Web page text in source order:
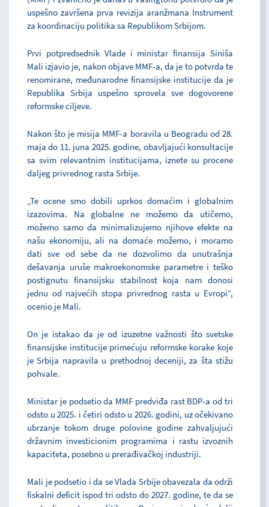
uspešno završena prva revizija aranžmana Instrument
za koordinaciju politika sa Republikom Srbijom.
Prvi potpredsednik Vlade i ministar finansija Siniša
Mali izjavio je, nakon objave MMF-a, da je to potvrda te
renomirane, međunarodne finansijske institucije da je
Republika Srbija uspešno sprovela sve dogovorene
reformske ciljeve.
Nakon što je misija MMF-a boravila u Beogradu od 28.
maja do 11. juna 2025. godine, obavljajući konsultacije
sa svim relevantnim institucijama, iznete su procene
daljeg privrednog rasta Srbije.
„Te ocene smo dobili uprkos domaćim i globalnim
izazovima. Na globalne ne možemo da utičemo,
možemo samo da minimalizujemo njihove efekte na
našu ekonomiju, ali na domaće možemo, i moramo
dati sve od sebe da ne dozvolimo da unutrašnja
dešavanja uruše makroekonomske parametre i teško
postignutu finansijsku stabilnost koja nam donosi
jednu od najvećih stopa privrednog rasta u Evropi“,
ocenio je Mali.
On je istakao da je od izuzetne važnosti što svetske
finansijske institucije primećuju reformske korake koje
je Srbija napravila u prethodnoj deceniji, za šta stižu
pohvale.
Ministar je podsetio da MMF predviđa rast BDP-a od tri
odsto u 2025. i četiri odsto u 2026. godini, uz očekivano
ubrzanje tokom druge polovine godine zahvaljujući
državnim investicionim programima i rastu izvoznih
kapaciteta, posebno u prerađivačkoj industriji.
Mali je podsetio i da se Vlada Srbije obavezala da održi
fiskalni deficit ispod tri odsto do 2027. godine, te da se